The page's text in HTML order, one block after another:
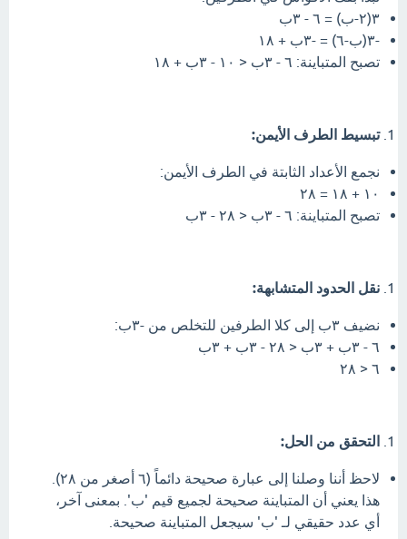
٣(٢-ب) = ٦ - ٣ب
-٣(ب-٦) = -٣ب + ١٨
تصبح المتباينة: ٦ - ٣ب < ١٠ - ٣ب + ١٨
تبسيط الطرف الأيمن:
نجمع الأعداد الثابتة في الطرف الأيمن:
١٠ + ١٨ = ٢٨
تصبح المتباينة: ٦ - ٣ب < ٢٨ - ٣ب
نقل الحدود المتشابهة:
نضيف ٣ب إلى كلا الطرفين للتخلص من -٣ب:
٦ - ٣ب + ٣ب < ٢٨ - ٣ب + ٣ب
٦ < ٢٨
التحقق من الحل:
لاحظ أننا وصلنا إلى عبارة صحيحة دائماً (٦ أصغر من ٢٨).
هذا يعني أن المتباينة صحيحة لجميع قيم 'ب'. بمعنى آخر،
أي عدد حقيقي لـ 'ب' سيجعل المتباينة صحيحة.